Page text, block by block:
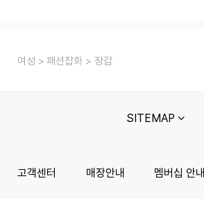
여성 패션잡화 장갑
SITEMAP
고객센터 매장안내 멤버십 안내